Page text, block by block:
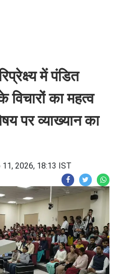
में पंडित
विचारों का महत्व
पर व्याख्यान का
11, 2026, 18:13 IST